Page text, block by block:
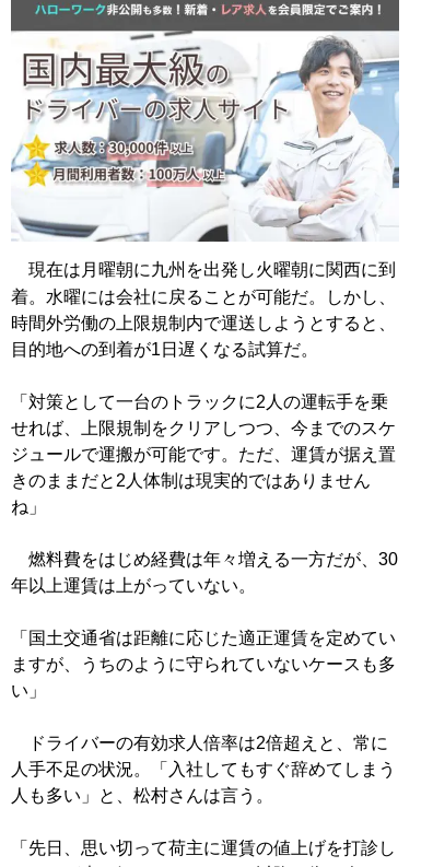
現在は月曜朝に九州を出発し火曜朝に関西に到
着。水曜には会社に戻ることが可能だ。しかし、
時間外労働の上限規制内で運送しようとすると、
目的地への到着が1日遅くなる試算だ。
「対策として一台のトラックに2人の運転手を乗
せれば、上限規制をクリアしつつ、今までのスケ
ジュールで運搬が可能です。ただ、運賃が据え置
きのままだと2人体制は現実的ではありません
ね」
燃料費をはじめ経費は年々増える一方だが、30
年以上運賃は上がっていない。
「国土交通省は距離に応じた適正運賃を定めてい
ますが、うちのように守られていないケースも多
い」
ドライバーの有効求人倍率は2倍超えと、常に
人手不足の状況。「入社してもすぐ辞めてしまう
人も多い」と、松村さんは言う。
「先日、思い切って荷主に運賃の値上げを打診し